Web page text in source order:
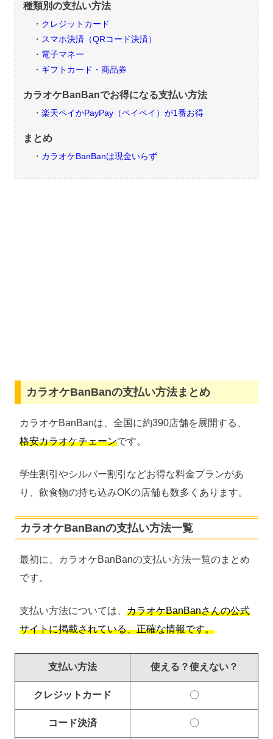
種類別の支払い方法
クレジットカード
スマホ決済（QRコード決済）
電子マネー
ギフトカード・商品券
カラオケBanBanでお得になる支払い方法
楽天ペイかPayPay（ペイペイ）が1番お得
まとめ
カラオケBanBanは現金いらず
カラオケBanBanの支払い方法まとめ
カラオケBanBanは、全国に約390店舗を展開する、
格安カラオケチェーンです。
学生割引やシルバー割引などお得な料金プランがあ
り、飲食物の持ち込みOKの店舗も数多くあります。
カラオケBanBanの支払い方法一覧
最初に、カラオケBanBanの支払い方法一覧のまとめ
です。
支払い方法については、 カラオケBanBanさんの公式
サイトに掲載されている、正確な情報です。
支払い方法 使える？使えない？
クレジットカード 〇
コード決済 〇